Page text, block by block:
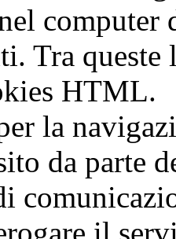
computer
Tra
HTML.
la
da parte
il